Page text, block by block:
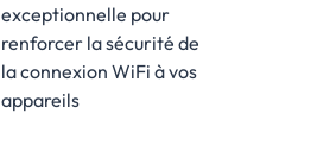
exceptionnelle pour
renforcer la sécurité de
la connexion WiFi à vos
appareils